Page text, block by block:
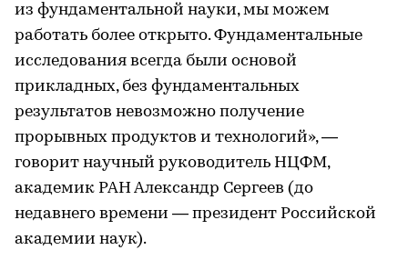
из фундаментальной науки, мы можем
работать более открыто. Фундаментальные
исследования всегда были основой
прикладных, без фундаментальных
результатов невозможно получение
прорывных продуктов и технологий», —
говорит научный руководитель НЦФМ,
академик РАН Александр Сергеев (до
недавнего времени — президент Российской
академии наук).